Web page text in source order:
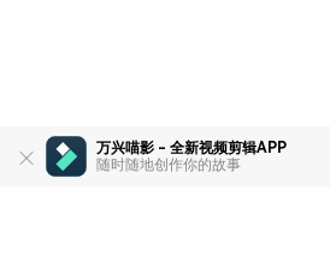
万兴喵影 - 全新视频剪辑APP
随时随地创作你的故事